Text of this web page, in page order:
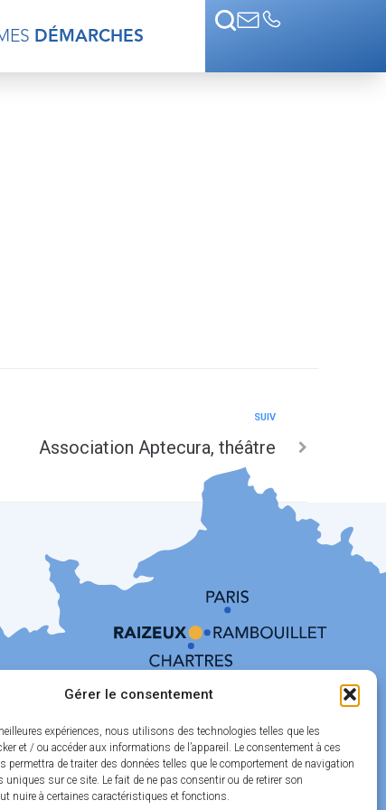
Gérer le consentement
expériences, nous utilisons des technologies telles que les
et / ou accéder aux informations de l’appareil. Le consentement à ces
permettra de traiter des données telles que le comportement de navigation
uniques sur ce site. Le fait de ne pas consentir ou de retirer son
nuire à certaines caractéristiques et fonctions.
DÉMARCHES
SUIV
Association Aptecura, théâtre